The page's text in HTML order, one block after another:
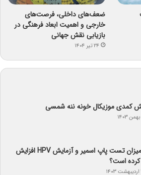
ضعف‌های داخلی، فرصت‌های
خارجی و اهمیت ابعاد فرهنگی در
بازیابی نقش جهانی
۲۴ تیر ۱۴۰۴
کمدی موزیکال خونه ننه شمسی
چرا میزان تست پاپ اسمیر و آزمایش HPV افزایش
کرده است؟